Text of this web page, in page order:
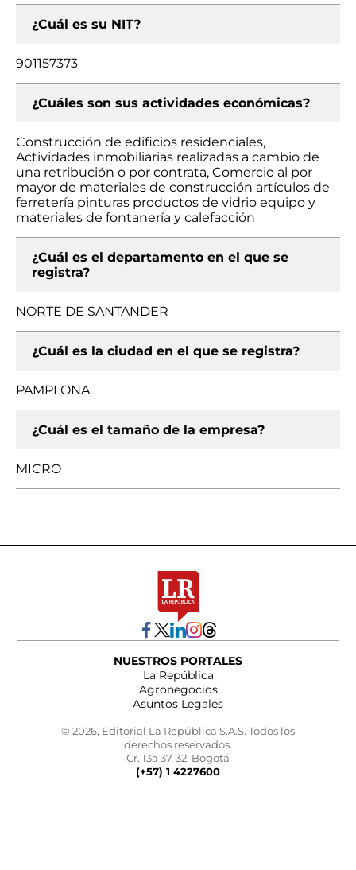
¿Cuál es su NIT?
901157373
¿Cuáles son sus actividades económicas?
Construcción de edificios residenciales,
Actividades inmobiliarias realizadas a cambio de
una retribución o por contrata, Comercio al por
mayor de materiales de construcción artículos de
ferretería pinturas productos de vidrio equipo y
materiales de fontanería y calefacción
¿Cuál es el departamento en el que se
registra?
NORTE DE SANTANDER
¿Cuál es la ciudad en el que se registra?
PAMPLONA
¿Cuál es el tamaño de la empresa?
MICRO
NUESTROS PORTALES
La República
Agronegocios
Asuntos Legales
© 2026, Editorial La República S.A.S. Todos los
derechos reservados.
Cr. 13a 37-32, Bogotá
(+57) 1 4227600